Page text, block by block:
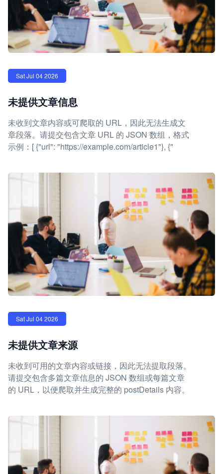
Sat Jul 04 2026
未提供文章信息
未收到文章内容或可爬取的 URL，因此无法生成文
章段落。请提交包含文章 URL 的 JSON 数组，格式
示例：[ {"url": "https://example.com/article1"}, {"
Sat Jul 04 2026
未提供文章来源
未收到可用的文章内容或链接，因此无法提取段落。
请提交包含多篇文章信息的 JSON 数组或每篇文章
的 URL，以便爬取并生成完整的 postDetails 内容。